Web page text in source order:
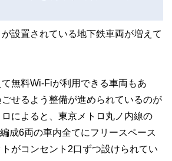
設置されている地下鉄車両が増えて
無料Wi-Fiが利用できる車両もあ
せるよう整備が進められているのが
によると、東京メトロ丸ノ内線の
成6両の車内全てにフリースペース
がコンセント2口ずつ設けられてい